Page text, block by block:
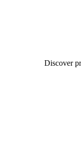
Discover